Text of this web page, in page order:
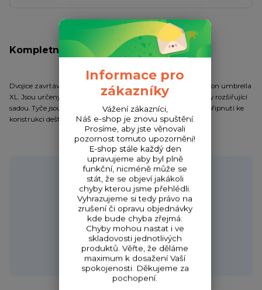
Kompletní specifikace
Dvojice zavrtávacích bouřkových tyčí k deštníku Mivardi Session umbrella
XL. Jsou určeny zejména pro použití deštníku společně s brolly rozšiřující
sadou. Tyče jsou osazeny rychloadaptéry pro snadné a rychlé připnutí ke
konstrukci deštníku.
Potřebujete poradit?
Zákaznická podpora HONZA
+420 720 256 434
(Po-Čt 9-17 hod.,Pá 9-18 hod.)
obchod@fishcom.cz
Informace pro
zákazníky
Vážení zákazníci,
Náš e-shop je znovu spuštění.
Prosíme, aby jste věnovali
pozornost tomuto upozornění!
E-shop stále každý den
upravujeme aby byl plně
funkční, nicméně může se
stát, že se objeví jakákoli
chyby kterou jsme přehlédli.
Vyhrazujeme si tedy právo na
zrušení či opravu objednávky
kde bude chyba zřejmá.
Chyby mohou nastat i ve
skladovosti jednotlivých
produktů. Věřte, že děláme
maximum k dosažení Vaší
spokojenosti. Děkujeme za
pochopení.